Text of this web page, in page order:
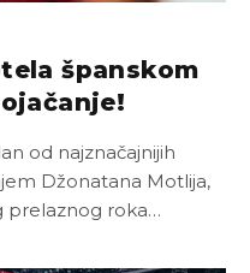
španskom
od najznačajnijih
Džonatana Motlija,
prelaznog roka…